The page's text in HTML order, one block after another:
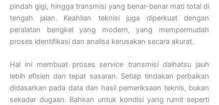
pindah gigi, hingga transmisi yang benar-benar mati total di
tengah jalan. Keahlian teknisi juga diperkuat dengan
peralatan bengkel yang modern, yang mempermudah
proses identifikasi dan analisa kerusakan secara akurat.
Hal ini membuat prosesservice transmisi daihatsu jauh
lebih efisien dan tepat sasaran. Setiap tindakan perbaikan
didasarkan pada data dan hasil pemeriksaan teknis, bukan
sekadar dugaan. Bahkan untuk kondisi yang rumit seperti